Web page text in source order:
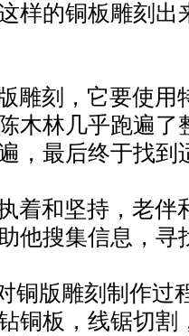
样的铜板雕刻出
雕刻，它要使
木林几乎跑遍
，最后终于找到
着和坚持，老伴
他搜集信息，寻
铜版雕刻制作过
铜板，线锯切割